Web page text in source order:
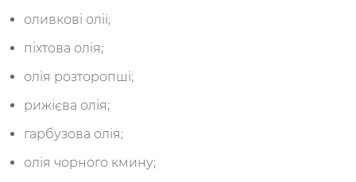
оливкові олії;
піхтова олія;
олія розторопші;
рижієва олія;
гарбузова олія;
олія чорного кмину;